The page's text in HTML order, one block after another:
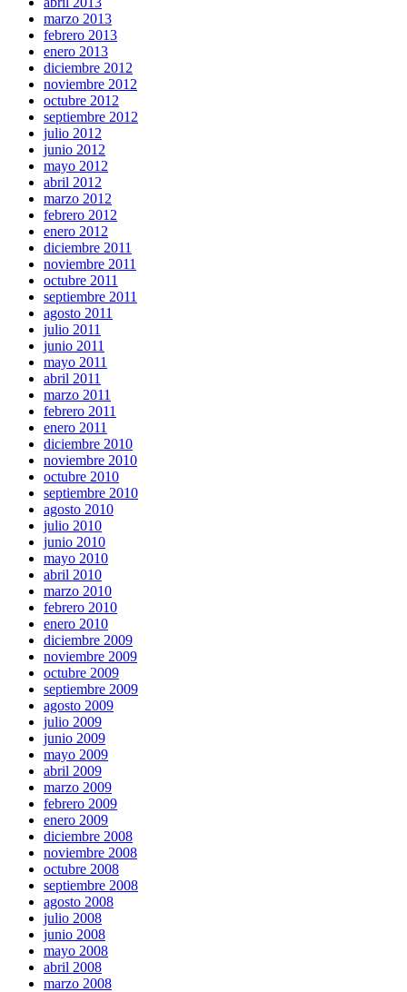
marzo 2013
febrero 2013
enero 2013
diciembre 2012
noviembre 2012
octubre 2012
septiembre 2012
julio 2012
junio 2012
mayo 2012
abril 2012
marzo 2012
febrero 2012
enero 2012
diciembre 2011
noviembre 2011
octubre 2011
septiembre 2011
agosto 2011
julio 2011
junio 2011
mayo 2011
abril 2011
marzo 2011
febrero 2011
enero 2011
diciembre 2010
noviembre 2010
octubre 2010
septiembre 2010
agosto 2010
julio 2010
junio 2010
mayo 2010
abril 2010
marzo 2010
febrero 2010
enero 2010
diciembre 2009
noviembre 2009
octubre 2009
septiembre 2009
agosto 2009
julio 2009
junio 2009
mayo 2009
abril 2009
marzo 2009
febrero 2009
enero 2009
diciembre 2008
noviembre 2008
octubre 2008
septiembre 2008
agosto 2008
julio 2008
junio 2008
mayo 2008
abril 2008
marzo 2008